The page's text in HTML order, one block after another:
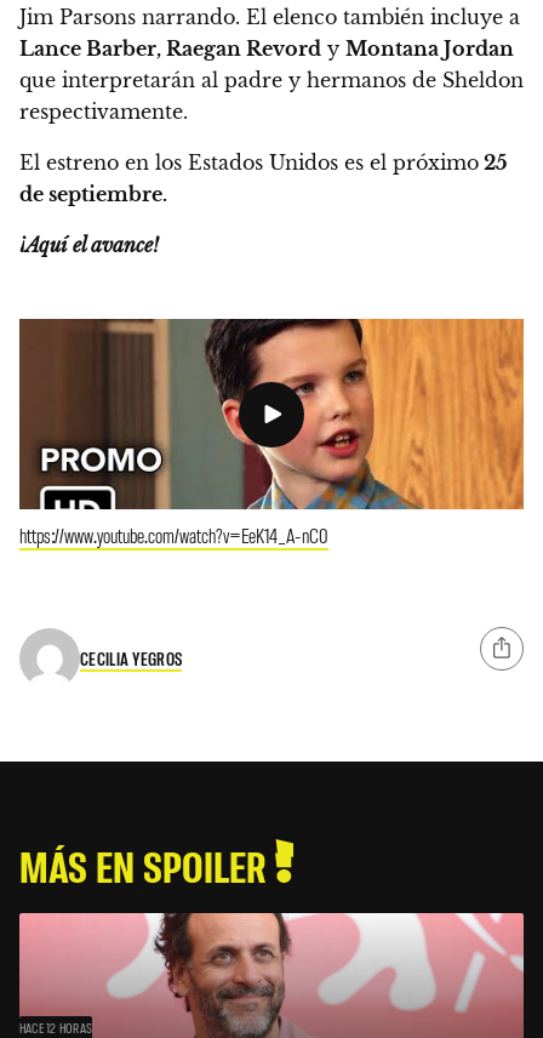
Jim Parsons narrando. El elenco también incluye a
Lance Barber, Raegan Revord y Montana Jordan
que interpretarán al padre y hermanos de Sheldon
respectivamente.
El estreno en los Estados Unidos es el próximo 25
de septiembre.
¡Aquí el avance!
https://www.youtube.com/watch?v=EeK14_A-nC0
CECILIA YEGROS
MÁS EN SPOILER
HACE 12 HORAS